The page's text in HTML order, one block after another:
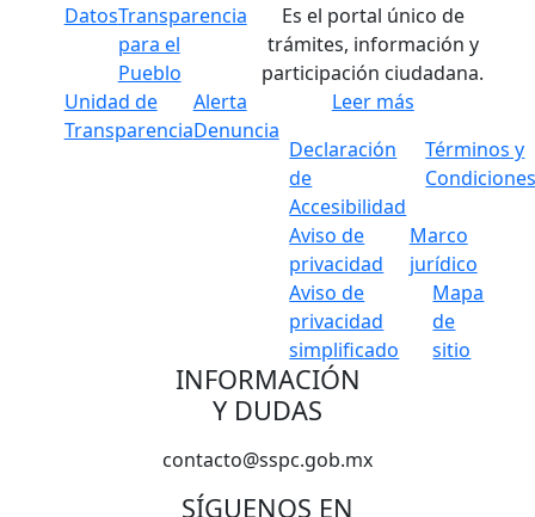
DatosTransparencia
para el
Pueblo
Unidad de
Transparencia
Alerta
Denuncia
Es el portal único de
trámites, información y
participación ciudadana.
Leer más
Declaración
de
Accesibilidad
Términos y
Aviso de
privacidad
Marco
jurídico
Aviso de
privacidad
simplificado
Mapa
de
sitio
INFORMACIÓN
Y DUDAS
contacto@sspc.gob.mx
SÍGUENOS EN